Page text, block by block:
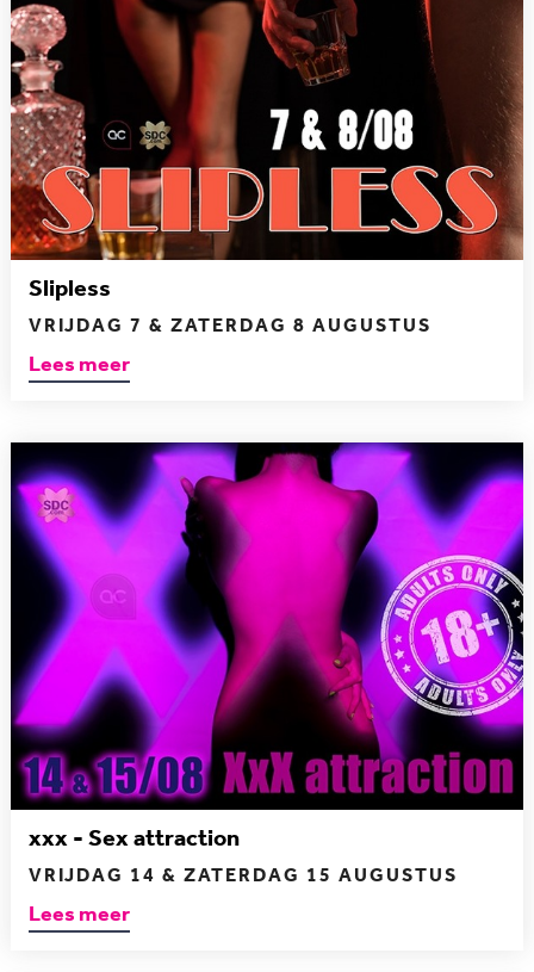
Slipless
VRIJDAG 7 & ZATERDAG 8 AUGUSTUS
Lees meer
xxx - Sex attraction
VRIJDAG 14 & ZATERDAG 15 AUGUSTUS
Lees meer